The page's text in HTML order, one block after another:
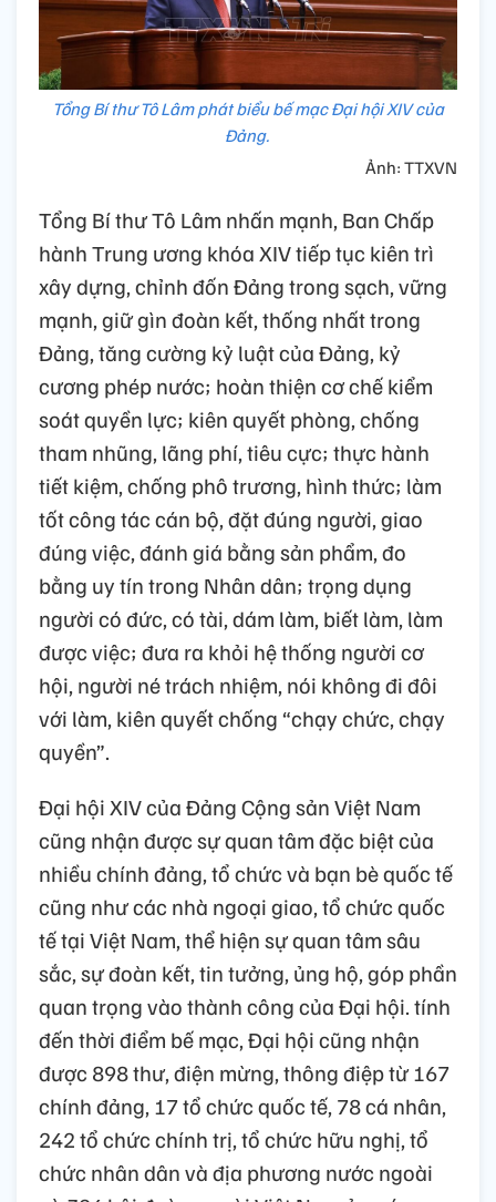
chí Ủy viên Trung ương Đảng khóa XIV.
Tổng Bí thư Tô Lâm phát biểu bế mạc Đại hội XIV của
Đảng.
Ảnh: TTXVN
Tổng Bí thư Tô Lâm nhấn mạnh, Ban Chấp
hành Trung ương khóa XIV tiếp tục kiên trì
xây dựng, chỉnh đốn Đảng trong sạch, vững
mạnh, giữ gìn đoàn kết, thống nhất trong
Đảng, tăng cường kỷ luật của Đảng, kỷ
cương phép nước; hoàn thiện cơ chế kiểm
soát quyền lực; kiên quyết phòng, chống
tham nhũng, lãng phí, tiêu cực; thực hành
tiết kiệm, chống phô trương, hình thức; làm
tốt công tác cán bộ, đặt đúng người, giao
đúng việc, đánh giá bằng sản phẩm, đo
bằng uy tín trong Nhân dân; trọng dụng
người có đức, có tài, dám làm, biết làm, làm
được việc; đưa ra khỏi hệ thống người cơ
hội, người né trách nhiệm, nói không đi đôi
với làm, kiên quyết chống “chạy chức, chạy
quyền”.
Đại hội XIV của Đảng Cộng sản Việt Nam
cũng nhận được sự quan tâm đặc biệt của
nhiều chính đảng, tổ chức và bạn bè quốc tế
cũng như các nhà ngoại giao, tổ chức quốc
tế tại Việt Nam, thể hiện sự quan tâm sâu